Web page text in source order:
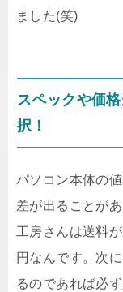
ました(笑)
スペックや価
択！
パソコン本体の
差が出ることが
工房さんは送料
円なんです。次
るのであれば必